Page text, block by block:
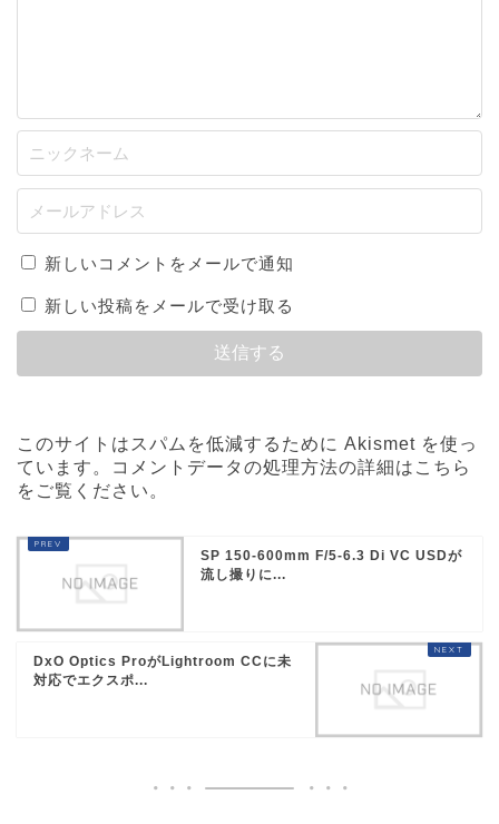
新しいコメントをメールで通知
新しい投稿をメールで受け取る
このサイトはスパムを低減するために Akismet を使っ
ています。
コメントデータの処理方法の詳細はこちら
をご覧ください 。
SP 150-600mm F/5-6.3 Di VC USDが
流し撮りに...
DxO Optics ProがLightroom CCに未
対応でエクスポ...